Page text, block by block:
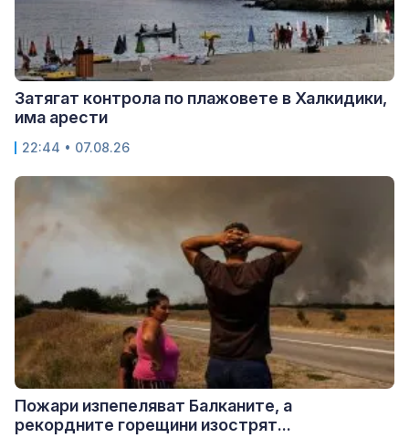
Затягат контрола по плажовете в Халкидики,
има арести
22:44 • 07.08.26
Пожари изпепеляват Балканите, а
рекордните горещини изострят...